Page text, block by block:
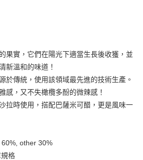
果實，它們在陽光下適當生長後收獲，並
新溫和的味道！
於傳統，使用該領域最先進的技術生產。
感，又不失橄欖多酚的微辣感！
拉時使用，搭配巴薩米可醋，更是風味一
other 30%
格